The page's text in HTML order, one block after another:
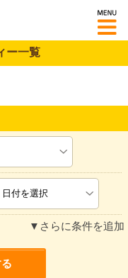
ー一覧
▼さらに条件を追加